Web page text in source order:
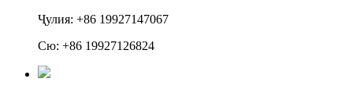
Ҷулия: +86 19927147067
Сю: +86 19927126824